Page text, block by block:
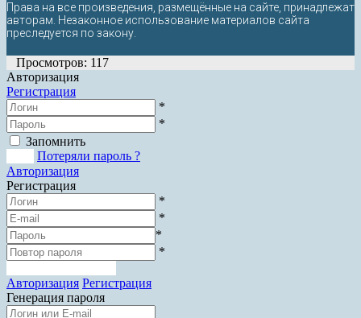
Права на все произведения, размещённые на сайте, принадлежат
авторам. Незаконное использование материалов сайта
преследуется по закону.
Просмотров: 117
Авторизация
Регистрация
*
*
Запомнить
Потеряли пароль ?
Авторизация
Регистрация
*
*
*
*
Авторизация Регистрация
Генерация пароля